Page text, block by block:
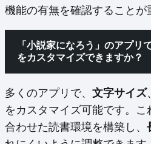
機能の有無を確認することが
「小説家になろう」のアプリ
をカスタマイズできますか？
多くのアプリで、 文字サイズ、
をカスタマイズ可能です。
合わせた読書環境を構築し、